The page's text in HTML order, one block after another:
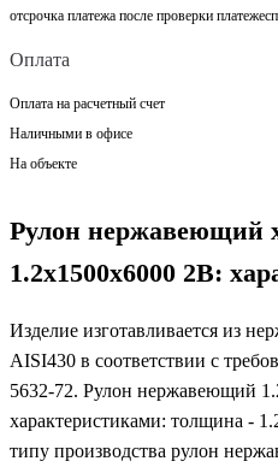
отсрочка платежа после проверки
Оплата
Оплата на расчетный счет
Наличными в офисе
На объекте
Рулон нержавеющий
1.2х1500х6000 2В:
Изделие изготавливается из
AISI430 в соответствии с
5632-72. Рулон нержавеющий
характеристиками: толщина -
типу производства рулон